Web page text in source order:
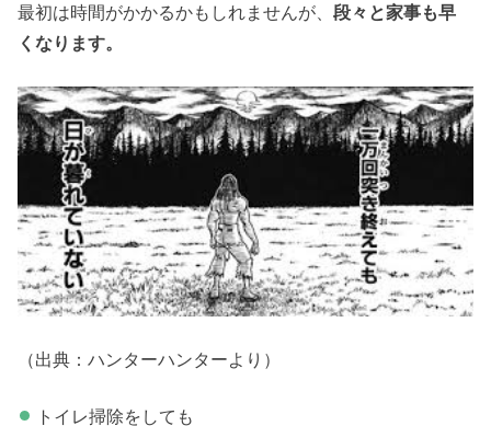
最初は時間がかかるかもしれませんが、段々と家事も早
くなります。
（出典：ハンターハンターより）
トイレ掃除をしても